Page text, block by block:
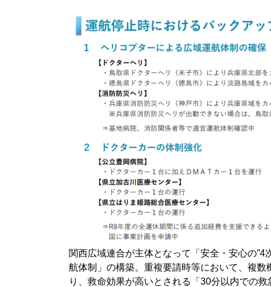
関西広域連合が主体となって「安全・安心の
航体制」の構築。重複要請時等において、複
り、救命効果が高いとされる「30分以内での